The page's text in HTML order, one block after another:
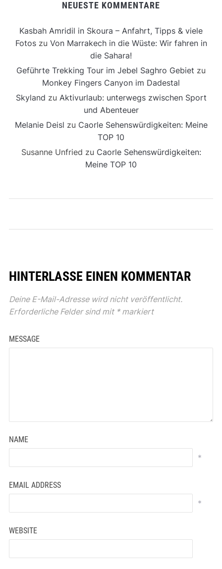
NEUESTE KOMMENTARE
Kasbah Amridil in Skoura – Anfahrt, Tipps & viele
Fotoszu Von Marrakech in die Wüste: Wir fahren in
die Sahara!
Geführte Trekking Tour im Jebel Saghro Gebiet zu
Monkey Fingers Canyon im Dadestal
Skyland zu Aktivurlaub: unterwegs zwischen Sport
und Abenteuer
Melanie Deisl zu Caorle Sehenswürdigkeiten: Meine
TOP 10
Susanne Unfried zu Caorle Sehenswürdigkeiten:
Meine TOP 10
HINTERLASSE EINEN KOMMENTAR
Deine E-Mail-Adresse wird nicht veröffentlicht.
Erforderliche Felder sind mit *markiert
MESSAGE
NAME
*
EMAIL ADDRESS
*
WEBSITE